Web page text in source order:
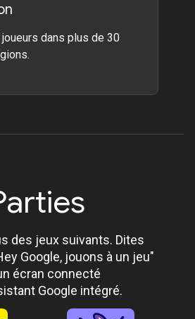
dans plus de 30
des jeux suivants. Dites
Google, jouons à un jeu"
écran connecté
Google intégré.